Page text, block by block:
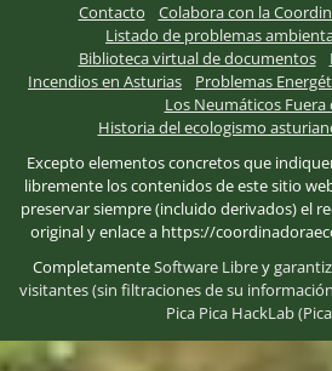
Contacto Colabora con la
Listado de problemas
Biblioteca virtual de documentos
Incendios en Asturias
Problemas
Los Neumáticos Fuera
Historia del ecologismo
Excepto elementos concretos que
libremente los contenidos de este sitio
preservar siempre (incluido derivados) el
original y enlace a https://
CompletamenteSoftware Librey
visitantes (sin filtraciones de su
Pica Pica HackLab